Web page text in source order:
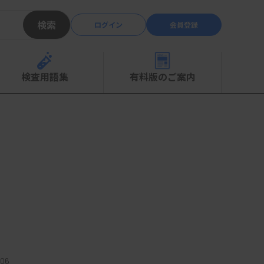
検索 ログイン 会員登録
検査用語集 有料版のご案内